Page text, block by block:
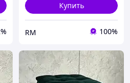
Купить
RM 100%